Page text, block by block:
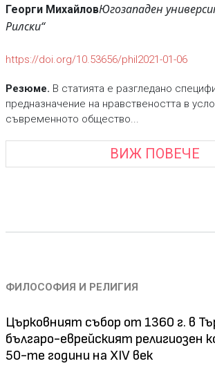
Георги МихайловЮгозападен
Рилски“
https://doi.org/10.53656/phil2021-01-06
Резюме. В статията е разгледано
предназначение на нравствеността в
съвременното общество...
ВИЖ ПОВЕЧЕ
ФИЛОСОФИЯ И РЕЛИГИЯ
Църковният събор от 1360 г. в
българо-еврейският религиозен
50-те години на XIV век